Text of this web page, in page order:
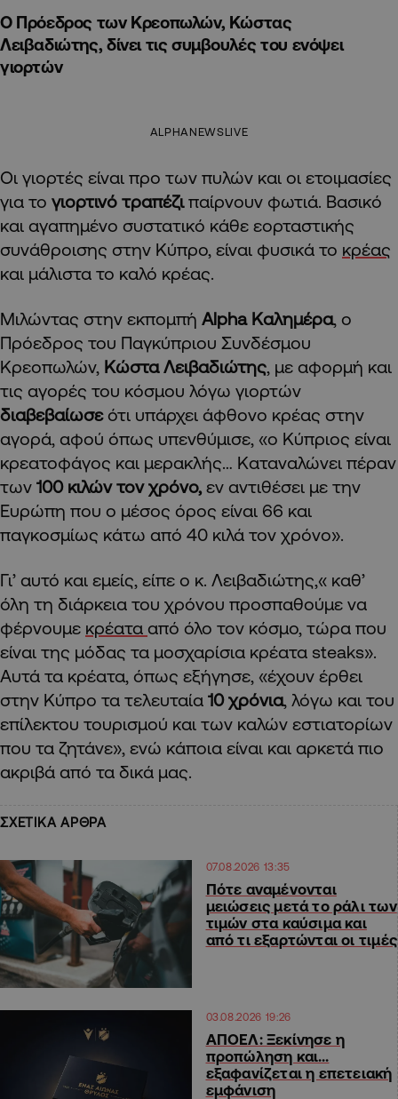
Ο Πρόεδρος των Κρεοπωλών, Κώστας
Λειβαδιώτης, δίνει τις συμβουλές του ενόψει
γιορτών
ALPHANEWSLIVE
Οι γιορτές είναι προ των πυλών και οι ετοιμασίες
για το γιορτινό τραπέζιπαίρνουν φωτιά. Βασικό
και αγαπημένο συστατικό κάθε εορταστικής
συνάθροισης στην Κύπρο, είναι φυσικά το κρέας
και μάλιστα το καλό κρέας.
Μιλώντας στην εκπομπή Alpha Καλημέρα, ο
Πρόεδρος του Παγκύπριου Συνδέσμου
Κρεοπωλών, Κώστα Λειβαδιώτης, με αφορμή και
τις αγορές του κόσμου λόγω γιορτών
διαβεβαίωσε ότι υπάρχει άφθονο κρέας στην
αγορά, αφού όπως υπενθύμισε, «ο Κύπριος είναι
κρεατοφάγος και μερακλής… Καταναλώνει πέραν
των 100 κιλών τον χρόνο, εν αντιθέσει με την
Ευρώπη που ο μέσος όρος είναι 66 και
παγκοσμίως κάτω από 40 κιλά τον χρόνο».
Γι’ αυτό και εμείς, είπε ο κ. Λειβαδιώτης,« καθ’
όλη τη διάρκεια του χρόνου προσπαθούμε να
φέρνουμε κρέατα από όλο τον κόσμο, τώρα που
είναι της μόδας τα μοσχαρίσια κρέατα steaks».
Αυτά τα κρέατα, όπως εξήγησε, «έχουν έρθει
στην Κύπρο τα τελευταία 10 χρόνια, λόγω και του
επίλεκτου τουρισμού και των καλών εστιατορίων
που τα ζητάνε», ενώ κάποια είναι και αρκετά πιο
ακριβά από τα δικά μας.
ΣΧΕΤΙΚΑ ΑΡΘΡΑ
07.08.2026 13:35
Πότε αναμένονται
μειώσεις μετά το ράλι των
τιμών στα καύσιμα και
από τι εξαρτώνται οι τιμές
03.08.2026 19:26
ΑΠΟΕΛ: Ξεκίνησε η
προπώληση και…
εξαφανίζεται η επετειακή
εμφάνιση